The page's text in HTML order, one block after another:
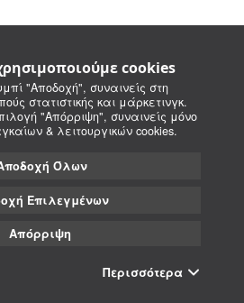
cookies
"Αποδοχή", συναινείς στη
στατιστικής και μάρκετινγκ.
"Απόρριψη", συναινείς μόνο
& λειτουργικών cookies.
Όλων
Επιλεγμένων
Απόρριψη
Περισσότερα